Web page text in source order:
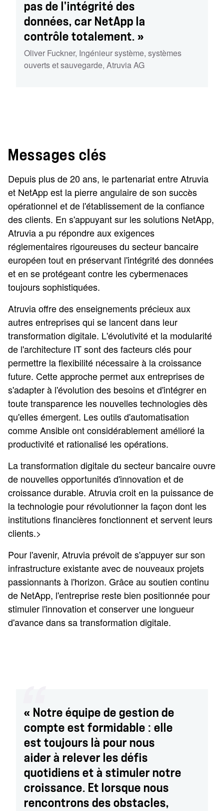
pas de l'intégrité des
données, car NetApp la
contrôle totalement. »
Oliver Fuckner, Ingénieur système, systèmes
ouverts et sauvegarde, Atruvia AG
Messages clés
Depuis plus de 20 ans, le partenariat entre Atruvia
et NetApp est la pierre angulaire de son succès
opérationnel et de l'établissement de la confiance
des clients. En s'appuyant sur les solutions NetApp,
Atruvia a pu répondre aux exigences
réglementaires rigoureuses du secteur bancaire
européen tout en préservant l'intégrité des données
et en se protégeant contre les cybermenaces
toujours sophistiquées.
Atruvia offre des enseignements précieux aux
autres entreprises qui se lancent dans leur
transformation digitale. L'évolutivité et la modularité
de l'architecture IT sont des facteurs clés pour
permettre la flexibilité nécessaire à la croissance
future. Cette approche permet aux entreprises de
s'adapter à l'évolution des besoins et d'intégrer en
toute transparence les nouvelles technologies dès
qu'elles émergent. Les outils d'automatisation
comme Ansible ont considérablement amélioré la
productivité et rationalisé les opérations.
La transformation digitale du secteur bancaire ouvre
de nouvelles opportunités d'innovation et de
croissance durable. Atruvia croit en la puissance de
la technologie pour révolutionner la façon dont les
institutions financières fonctionnent et servent leurs
clients.>
Pour l'avenir, Atruvia prévoit de s'appuyer sur son
infrastructure existante avec de nouveaux projets
passionnants à l'horizon. Grâce au soutien continu
de NetApp, l'entreprise reste bien positionnée pour
stimuler l'innovation et conserver une longueur
d'avance dans sa transformation digitale.
« Notre équipe de gestion de
compte est formidable : elle
est toujours là pour nous
aider à relever les défis
quotidiens et à stimuler notre
croissance. Et lorsque nous
rencontrons des obstacles,